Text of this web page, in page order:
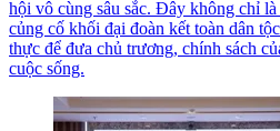
hội vô cùng sâu sắc. Đây không chỉ
củng cố khối đại đoàn kết toàn dân
thực để đưa chủ trương, chính sách
cuộc sống.